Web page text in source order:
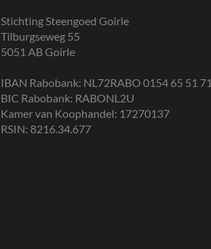
Stichting Steengoed Goirle
Tilburgseweg 55
5051 AB Goirle
IBAN Rabobank: NL72RABO 0154 65 51 71
BIC Rabobank: RABONL2U
Kamer van Koophandel: 17270137
RSIN: 8216.34.677